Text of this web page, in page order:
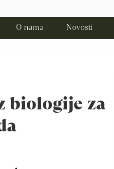
O nama Novosti
biologije za